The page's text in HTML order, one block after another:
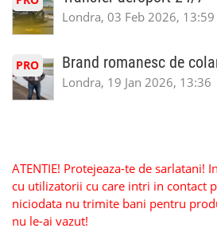
Londra, 03 Feb 2026, 13:59
PRO Brand romanesc de
Londra, 19 Jan 2026, 13:36
ATENTIE! Protejeaza-te de sarlatani!
cu utilizatorii cu care intri in contact
niciodata nu trimite bani pentru
nu le-ai vazut!